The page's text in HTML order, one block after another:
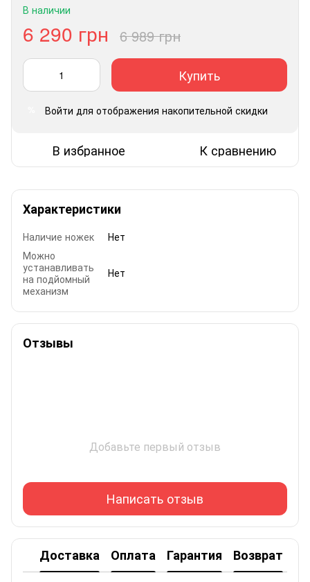
В наличии
6 290 грн 6 989 грн
Купить
Войти для отображения накопительной скидки
В избранное К сравнению
Характеристики
Наличие ножек
Нет
Можно
устанавливать
на подйомный
механизм
Нет
Отзывы
Добавьте первый отзыв
Написать отзыв
Доставка Оплата Гарантия Возврат